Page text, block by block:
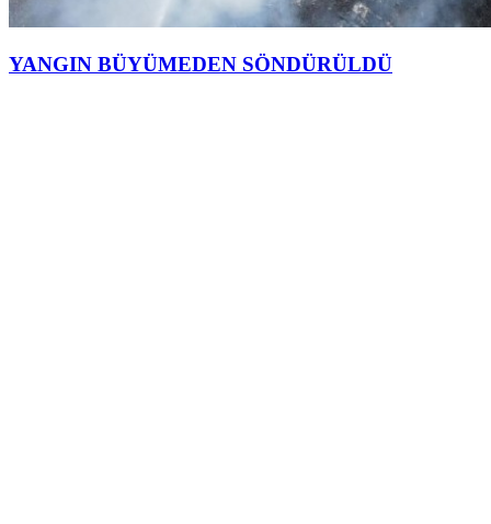
YANGIN BÜYÜMEDEN SÖNDÜRÜLDÜ